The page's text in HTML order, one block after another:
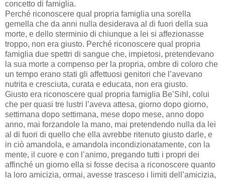
concetto di famiglia.
Perché riconoscere qual propria famiglia una sorella
gemella che da anni nulla desiderava al di fuori della sua
morte, e dello sterminio di chiunque a lei si affezionasse
troppo, non era giusto. Perché riconoscere qual propria
famiglia due spettri di sangue che, impietosi, pretendevano
la sua morte a compenso per la propria, ombre di coloro che
un tempo erano stati gli affettuosi genitori che l’avevano
nutrita e cresciuta, curata e educata, non era giusto.
Giusto era riconoscere qual propria famiglia Be’Sihl, colui
che per quasi tre lustri l’aveva attesa, giorno dopo giorno,
settimana dopo settimana, mese dopo mese, anno dopo
anno, mai forzandole la mano, mai pretendendo nulla da lei
al di fuori di quello che ella avrebbe ritenuto giusto darle, e
in ciò amandola, e amandola incondizionatamente, con la
mente, il cuore e con l’animo, pregando tutti i propri dei
affinché un giorno ella si fosse decisa a riconoscere quanto
la loro amicizia, ormai, avesse trasceso i limiti dell’amicizia,